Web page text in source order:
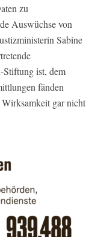
zu
Auswüchse von
Sabine
Stiftung ist, dem
fänden
Wirksamkeit gar nicht